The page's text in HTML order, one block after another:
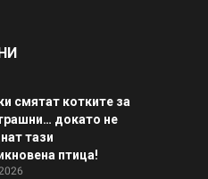
смятат котките за
докато не
тази
птица!